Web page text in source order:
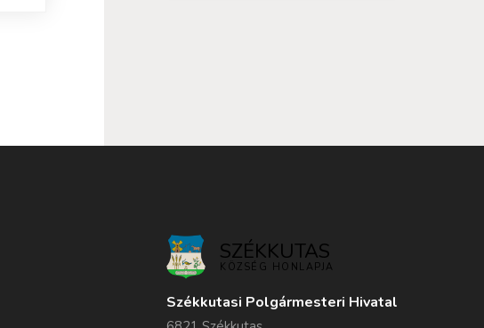
SZÉKKUTAS
KÖZSÉG HONLAPJA
Székkutasi Polgármesteri Hivatal